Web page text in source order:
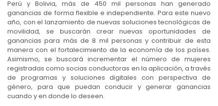
Perú y Bolivia, más de 450 mil personas han generado
ganancias de forma flexible e independiente. Para este nuevo
año, con el lanzamiento de nuevas soluciones tecnológicas de
movilidad, se buscarán crear nuevas oportunidades de
ganancias para más de 8 mil personas y contribuir de esta
manera con el fortalecimiento de la economía de los países.
Asimismo, se buscará incrementar el número de mujeres
registradas como socias conductoras en la aplicación, a través
de programas y soluciones digitales con perspectiva de
género, para que puedan conducir y generar ganancias
cuando y en donde lo deseen.